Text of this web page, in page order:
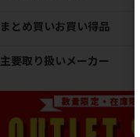
まとめ買いお買い得品
主要取り扱いメーカー